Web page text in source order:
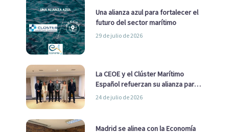
Una alianza azul para fortalecer el
futuro del sector marítimo
29 de julio de 2026
La CEOE y el Clúster Marítimo
Español refuerzan su alianza para
impulsar una estrategia Nacional
24 de julio de 2026
Madrid se alinea con la Economía